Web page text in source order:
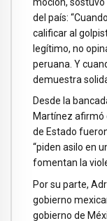
del país:
calificar al
legítimo, no
peruana. Y
demuestra
Desde la
Martínez afirmó
de Estado
“piden asilo en
fomentan la
Por su parte,
gobierno
gobierno de